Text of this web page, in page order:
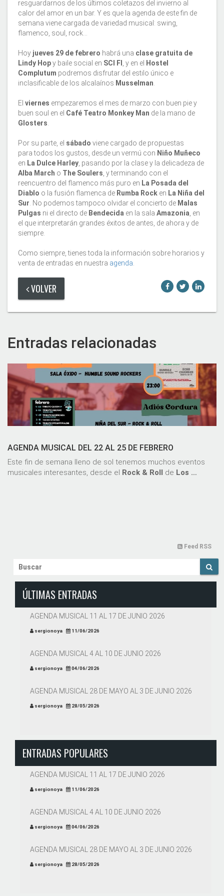
resguardarnos de los últimos coletazos del invierno al
calor del amor en un bar. Y es que la agenda de este fin de
semana viene cargada de variedad musical: swing,
flamenco, soul, rock...
Hoy jueves 29 de febrero habrá una clase gratuita de
Lindy Hopy baile social en SCI FI , y en el Hostel
Complutum podremos disfrutar del estilo único e
inclasificable de los alcalaínos Musselman
El viernes empezaremos el mes de marzo con buen pie y
buen soul en el Café Teatro Monkey Man de la mano de
Glosters
Por su parte, el sábado viene cargado de propuestas
para todos los gustos, desde un vermú con Niño Muñeco
en La Dulce Harley , pasando por la clase y la delicadeza de
Alba March o The Soulers , y terminando con el
reencuentro del flamenco más puro en La Posada del
Diablo o la fusión flamenca de Rumba Rock en La Niña del
Sur . No podemos tampoco olvidar el concierto de Malas
Pulgas ni el directo de Bendecida en la sala Amazonia , en
el que interpretarán grandes éxitos de antes, de ahora y de
siempre.
Como siempre, tienes toda la información sobre horarios y
venta de entradas en nuestra agenda
VOLVER
Entradas relacionadas
AGENDA MUSICAL DEL 22 AL 25 DE FEBRERO
Este fin de semana lleno de sol tenemos muchos eventos
musicales interesantes, desde el Rock & Roll de Los …
Feed RSS
ÚLTIMAS ENTRADAS
AGENDA MUSICAL 11 AL 17 DE JUNIO 2026
sergionoya 11/06/2026
AGENDA MUSICAL 4 AL 10 DE JUNIO 2026
sergionoya 04/06/2026
AGENDA MUSICAL 28 DE MAYO AL 3 DE JUNIO 2026
sergionoya 28/05/2026
ENTRADAS POPULARES
AGENDA MUSICAL 11 AL 17 DE JUNIO 2026
sergionoya 11/06/2026
AGENDA MUSICAL 4 AL 10 DE JUNIO 2026
sergionoya 04/06/2026
AGENDA MUSICAL 28 DE MAYO AL 3 DE JUNIO 2026
sergionoya 28/05/2026